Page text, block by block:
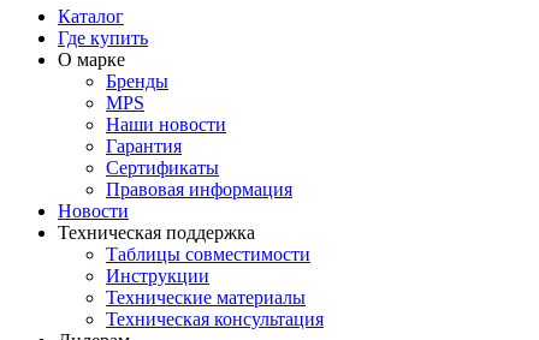
Каталог
Где купить
О марке
Бренды
MPS
Наши новости
Гарантия
Сертификаты
Правовая информация
Новости
Техническая поддержка
Таблицы совместимости
Инструкции
Технические материалы
Техническая консультация